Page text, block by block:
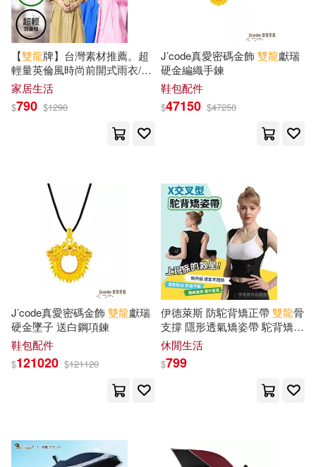
【雙龍牌】台灣素材推薦。超
輕量英倫風時尚前開式雨衣/口
袋設計/通風內網一般型卡其色
家居生活
$790 $1290
J’code真愛密碼金飾雙龍獻瑞
硬金編織手鍊
鞋包配件
$47150 $47250
J’code真愛密碼金飾雙龍獻瑞
硬金墜子 送白鋼項鍊
鞋包配件
$121020 $121120
伊德萊斯 防駝背矯正帶雙龍骨
支撐 隱形透氣矯姿帶 駝背矯正
器 收腹帶 防駝背心 黑色XL碼
休閒生活
$799